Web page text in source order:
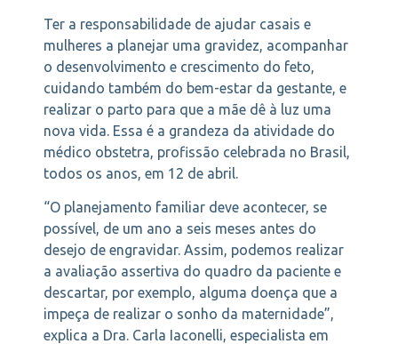
Ter a responsabilidade de ajudar casais e
mulheres a planejar uma gravidez, acompanhar
o desenvolvimento e crescimento do feto,
cuidando também do bem-estar da gestante, e
realizar o parto para que a mãe dê à luz uma
nova vida. Essa é a grandeza da atividade do
médico obstetra, profissão celebrada no Brasil,
todos os anos, em 12 de abril.
“O planejamento familiar deve acontecer, se
possível, de um ano a seis meses antes do
desejo de engravidar. Assim, podemos realizar
a avaliação assertiva do quadro da paciente e
descartar, por exemplo, alguma doença que a
impeça de realizar o sonho da maternidade”,
explica a Dra. Carla Iaconelli, especialista em